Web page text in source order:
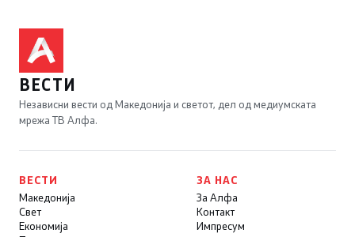
ВЕСТИ
Независни вести од Македонија и светот, дел од медиумската
мрежа ТВ Алфа.
ВЕСТИ
Македонија
Свет
Економија
ЗА НАС
За Алфа
Контакт
Импресум